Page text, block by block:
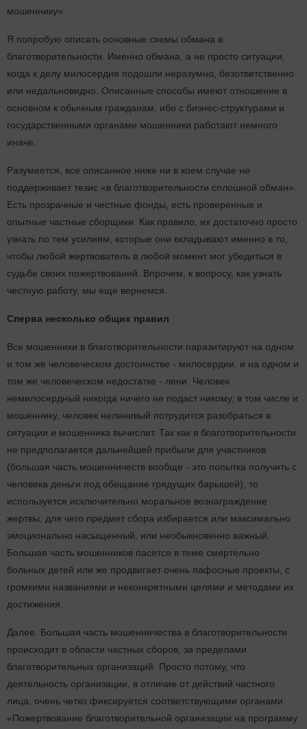
мошеннику».
Я попробую описать основные схемы обмана в
благотворительности. Именно обмана, а не просто ситуации,
когда к делу милосердия подошли неразумно, безответственно
или недальновидно. Описанные способы имеют отношение в
основном к обычным гражданам, ибо с бизнес-структурами и
государственными органами мошенники работают немного
иначе.
Разумеется, все описанное ниже ни в коем случае не
поддерживает тезис «в благотворительности сплошной обман».
Есть прозрачные и честные фонды, есть проверенные и
опытные частные сборщики. Как правило, их достаточно просто
узнать по тем усилиям, которые они вкладывают именно в то,
чтобы любой жертвователь в любой момент мог убедиться в
судьбе своих пожертвований. Впрочем, к вопросу, как узнать
честную работу, мы еще вернемся.
Сперва несколько общих правил
Все мошенники в благотворительности паразитируют на одном
и том же человеческом достоинстве - милосердии, и на одном и
том же человеческом недостатке - лени. Человек
немилосердный никогда ничего не подаст никому, в том числе и
мошеннику, человек неленивый потрудится разобраться в
ситуации и мошенника вычислит. Так как в благотворительности
не предполагается дальнейшей прибыли для участников
(большая часть мошенничеств вообще - это попытка получить с
человека деньги под обещание грядущих барышей), то
используется исключительно моральное вознаграждение
жертвы, для чего предмет сбора избирается или максимально
эмоционально насыщенный, или необыкновенно важный.
Большая часть мошенников пасется в теме смертельно
больных детей или же продвигает очень пафосные проекты, с
громкими названиями и неконкретными целями и методами их
достижения.
Далее. Большая часть мошенничества в благотворительности
происходит в области частных сборов, за пределами
благотворительных организаций. Просто потому, что
деятельность организации, в отличие от действий частного
лица, очень четко фиксируется соответствующими органами.
«Пожертвование благотворительной организации на программу